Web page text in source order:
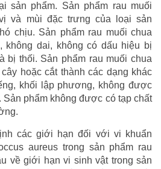
sản phẩm. Sản phẩm rau muối
và mùi đặc trưng của loại sản
chịu. Sản phẩm rau muối chua
không dai, không có dấu hiệu bị
bị thối. Sản phẩm rau muối chua
hoặc cắt thành các dạng khác
khối lập phương, không được
Sản phẩm không được có tạp chất
các giới hạn đối với vi khuẩn
aureus trong sản phẩm rau
về giới hạn vi sinh vật trong sản